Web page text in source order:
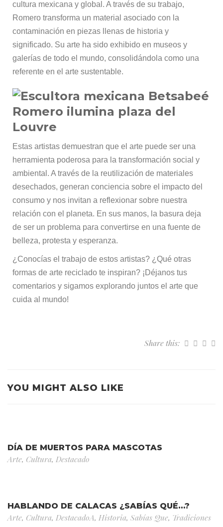
cultura mexicana y global. A través de su trabajo,
Romero transforma un material asociado con la
contaminación en piezas llenas de historia y
significado. Su arte ha sido exhibido en museos y
galerías de todo el mundo, consolidándola como una
referente en el arte sustentable.
Estas artistas demuestran que el arte puede ser una
herramienta poderosa para la transformación social y
ambiental. A través de la reutilización de materiales
desechados, generan conciencia sobre el impacto del
consumo y nos invitan a reflexionar sobre nuestra
relación con el planeta. En sus manos, la basura deja
de ser un problema para convertirse en una fuente de
belleza, protesta y esperanza.
¿Conocías el trabajo de estos artistas? ¿Qué otras
formas de arte reciclado te inspiran? ¡Déjanos tus
comentarios y sigamos explorando juntos el arte que
cuida al mundo!
Share this:
YOU MIGHT ALSO LIKE
DÍA DE MUERTOS PARA MASCOTAS
Arte, Cultura, Destacado
HABLANDO DE CALACAS ¿SABÍAS QUÉ…?
Arte, Cultura, DestacadoA, Historia, Sabías Que, Tradiciones